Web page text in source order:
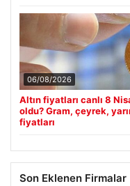
06/08/2026
Altın fiyatları canlı 8
oldu? Gram, çeyrek,
fiyatları
Son Eklenen Firmalar